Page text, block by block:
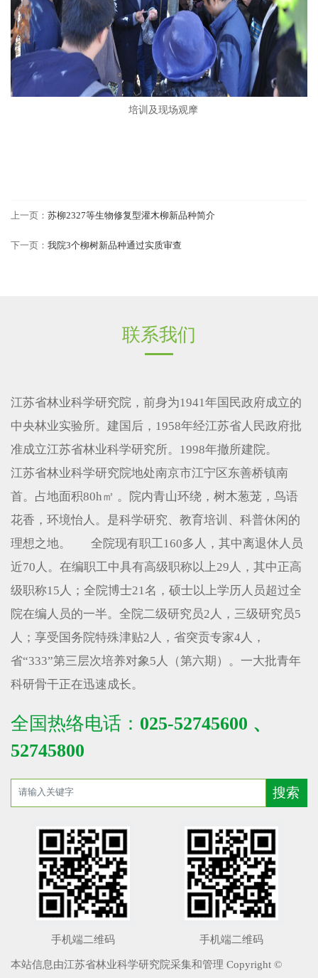
培训及现场观摩
上一页： 苏柳2327等生物修复型灌木柳新品种简介
下一页： 我院3个柳树新品种通过实质审查
联系我们
江苏省林业科学研究院，前身为1941年国民政府成立的
中央林业实验所。建国后，1958年经江苏省人民政府批
准成立江苏省林业科学研究所。1998年撤所建院。
江苏省林业科学研究院地处南京市江宁区东善桥镇南
首。占地面积80h㎡ 。院内青山环绕，树木葱茏，鸟语
花香，环境怡人。是科学研究、教育培训、科普休闲的
理想之地。 全院现有职工160多人，其中离退休人员
近70人。在编职工中具有高级职称以上29人，其中正高
级职称15人；全院博士21名，硕士以上学历人员超过全
院在编人员的一半。全院二级研究员2人，三级研究员5
人；享受国务院特殊津贴2人，省突贡专家4人，
省“333”第三层次培养对象5人（第六期）。一大批青年
科研骨干正在迅速成长。
全国热络电话： 025-52745600 、
52745800
手机端二维码 手机端二维码
本站信息由江苏省林业科学研究院采集和管理 Copyright ©